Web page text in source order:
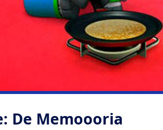
De Memoooria